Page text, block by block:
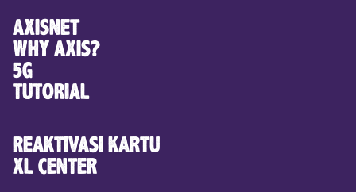
AXISNET
WHY AXIS?
5G
TUTORIAL
REAKTIVASI KARTU
XL CENTER